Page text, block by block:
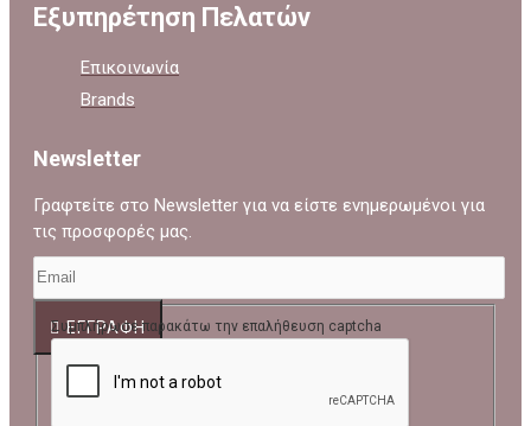
Εξυπηρέτηση Πελατών
Επικοινωνία
Brands
Newsletter
Γραφτείτε στο Newsletter για να είστε ενημερωμένοι για
τις προσφορές μας.
ΕΓΓΡΑΦΉ
Συμπλήρωσε παρακάτω την επαλήθευση captcha